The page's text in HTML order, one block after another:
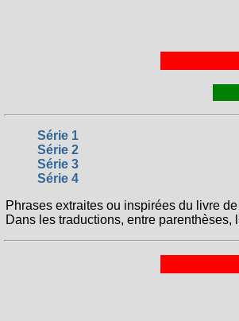
Série 1
Série 2
Série 3
Série 4
Phrases extraites ou inspirées du livre de
Dans les traductions, entre